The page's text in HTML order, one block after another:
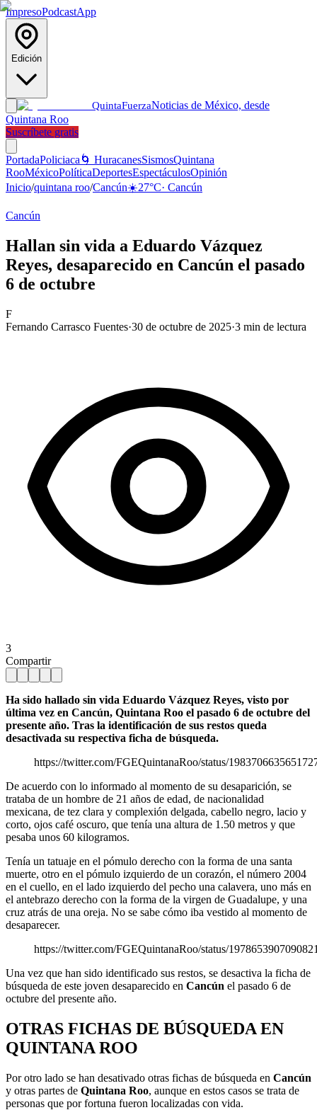
ImpresoPodcastApp
Edición
QuintaFuerzaNoticias de México, desde
Quintana Roo
Suscríbete gratis
PortadaPoliciaca 🌀 HuracanesSismosQuintana
RooMéxicoPolíticaDeportesEspectáculosOpinión
Inicio/quintana roo/Cancún☀️27°C· Cancún
Cancún
Hallan sin vida a Eduardo Vázquez
Reyes, desaparecido en Cancún el pasado
6 de octubre
F
Fernando Carrasco Fuentes·30 de octubre de 2025·3 min de lectura
3
Compartir
Ha sido hallado sin vida Eduardo Vázquez Reyes, visto por
última vez en Cancún, Quintana Roo el pasado 6 de octubre del
presente año. Tras la identificación de sus restos queda
desactivada su respectiva ficha de búsqueda.
https://twitter.com/FGEQuintanaRoo/status/
De acuerdo con lo informado al momento de su desaparición, se
trataba de un hombre de 21 años de edad, de nacionalidad
mexicana, de tez clara y complexión delgada, cabello negro, lacio y
corto, ojos café oscuro, que tenía una altura de 1.50 metros y que
pesaba unos 60 kilogramos.
Tenía un tatuaje en el pómulo derecho con la forma de una santa
muerte, otro en el pómulo izquierdo de un corazón, el número 2004
en el cuello, en el lado izquierdo del pecho una calavera, uno más en
el antebrazo derecho con la forma de la virgen de Guadalupe, y una
cruz atrás de una oreja. No se sabe cómo iba vestido al momento de
desaparecer.
https://twitter.com/FGEQuintanaRoo/status/
Una vez que han sido identificado sus restos, se desactiva la ficha de
búsqueda de este joven desaparecido en Cancún el pasado 6 de
octubre del presente año.
OTRAS FICHAS DE BÚSQUEDA EN
QUINTANA ROO
Por otro lado se han desativado otras fichas de búsqueda en Cancún
y otras partes de Quintana Roo, aunque en estos casos se trata de
personas que por fortuna fueron localizadas con vida.